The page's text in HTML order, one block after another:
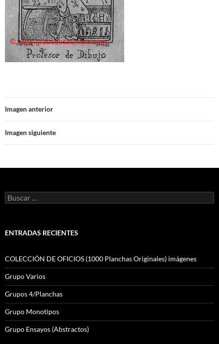
Imagen anterior
Imagen siguiente
Buscar:
ENTRADAS RECIENTES
COLECCIÓN DE OFICIOS (1000 Planchas Originales) imágenes
Grupo Varios
Grupos 4/Planchas
Grupo Monotipos
Grupo Ensayos (Abstractos)